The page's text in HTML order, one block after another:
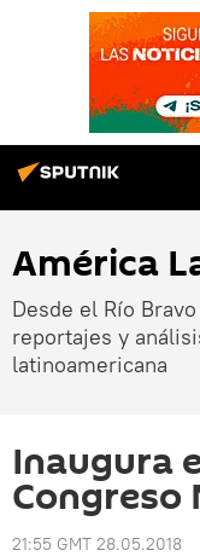
América
Desde el Río
reportajes y
latinoamericana
Inaugura
Congreso
21:55 GMT 28.05.2018